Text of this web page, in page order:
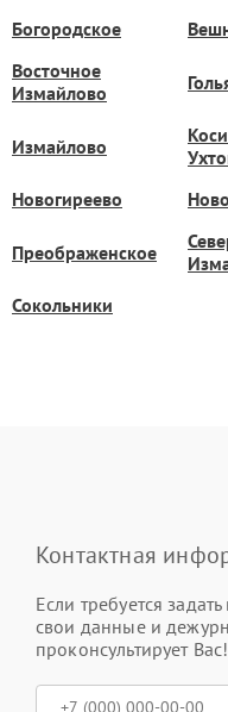
Богородское
Восточное
Измайлово
Измайлово
Новогиреево
Преображенское
Сокольники
Контактная
Если требуется
свои данные и
проконсультирует Вас!